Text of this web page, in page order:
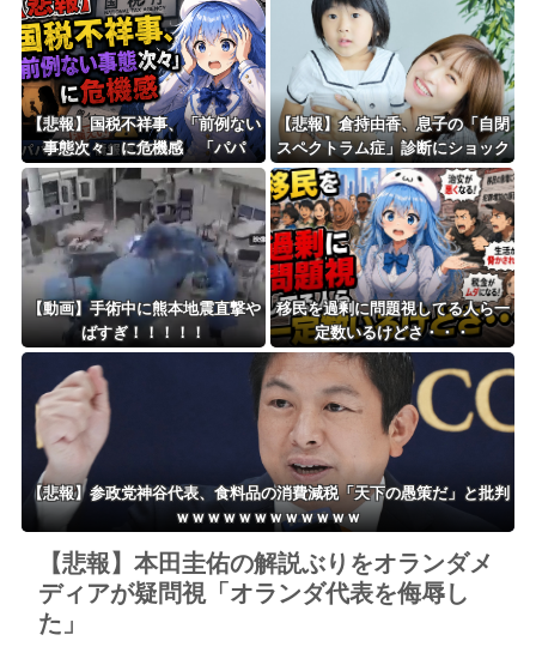
し、３自治体は「関与してない」
と声明
【悲報】国税不祥事、「前例ない
事態次々」に危機感 「パパ
活」、情報漏えいも
【悲報】倉持由香、息子の「自閉
スペクトラム症」診断にショック
で涙… 見逃していた乳幼児期の
サインとは？
【動画】手術中に熊本地震直撃や
ばすぎ！！！！！
移民を過剰に問題視してる人ら一
定数いるけどさ・・・
【悲報】参政党神谷代表、食料品の消費減税「天下の愚策だ」と批判
ｗｗｗｗｗｗｗｗｗｗｗｗ
【悲報】本田圭佑の解説ぶりをオランダメ
ディアが疑問視「オランダ代表を侮辱し
た」